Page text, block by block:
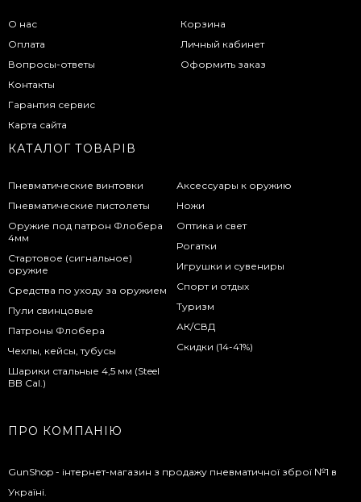
О нас
Оплата
Вопросы-ответы
Контакты
Гарантия сервис
Карта сайта
Корзина
Личный кабинет
Оформить заказ
КАТАЛОГ ТОВАРІВ
Пневматические винтовки
Пневматические пистолеты
Оружие под патрон Флобера
4мм
Стартовое (сигнальное)
оружие
Средства по уходу за оружием
Пули свинцовые
Патроны Флобера
Чехлы, кейсы, тубусы
Шарики стальные 4,5 мм (Steel
BB Cal.)
Аксессуары к оружию
Ножи
Оптика и свет
Рогатки
Игрушки и сувениры
Спорт и отдых
Туризм
АК/СВД
Скидки (14-41%)
ПРО КОМПАНІЮ
GunShop - інтернет-магазин з продажу пневматичної зброї №1 в
Україні.